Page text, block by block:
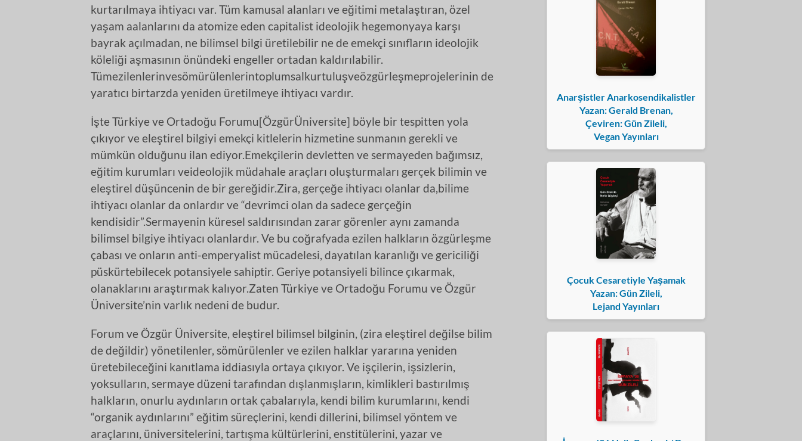
kurtarılmaya ihtiyacı var. Tüm kamusal alanları ve eğitimi metalaştıran, özel
yaşam aalanlarını da atomize eden capitalist ideolojik hegemonyaya karşı
bayrak açılmadan, ne bilimsel bilgi üretilebilir ne de emekçi sınıfların ideolojik
köleliği aşmasının önündeki engeller ortadan kaldırılabilir.
Tümezilenlerinvesömürülenlerintoplumsalkurtuluşveözgürleşmeprojelerinin de
yaratıcı birtarzda yeniden üretilmeye ihtiyacı vardır.
İşte Türkiye ve Ortadoğu Forumu[ÖzgürÜniversite] böyle bir tespitten yola
çıkıyor ve eleştirel bilgiyi emekçi kitlelerin hizmetine sunmanın gerekli ve
mümkün olduğunu ilan ediyor.Emekçilerin devletten ve sermayeden bağımsız,
eğitim kurumları veideolojik müdahale araçları oluşturmaları gerçek bilimin ve
eleştirel düşüncenin de bir gereğidir.Zira, gerçeğe ihtiyacı olanlar da,bilime
ihtiyacı olanlar da onlardır ve “devrimci olan da sadece gerçeğin
kendisidir”.Sermayenin küresel saldırısından zarar görenler aynı zamanda
bilimsel bilgiye ihtiyacı olanlardır. Ve bu coğrafyada ezilen halkların özgürleşme
çabası ve onların anti-emperyalist mücadelesi, dayatılan karanlığı ve gericiliği
püskürtebilecek potansiyele sahiptir. Geriye potansiyeli bilince çıkarmak,
olanaklarını araştırmak kalıyor.Zaten Türkiye ve Ortadoğu Forumu ve Özgür
Üniversite’nin varlık nedeni de budur.
Forum ve Özgür Üniversite, eleştirel bilimsel bilginin, (zira eleştirel değilse bilim
de değildir) yönetilenler, sömürülenler ve ezilen halklar yararına yeniden
üretebileceğini kanıtlama iddiasıyla ortaya çıkıyor. Ve işçilerin, işsizlerin,
yoksulların, sermaye düzeni tarafından dışlanmışların, kimlikleri bastırılmış
halkların, onurlu aydınların ortak çabalarıyla, kendi bilim kurumlarını, kendi
“organik aydınlarını” eğitim süreçlerini, kendi dillerini, bilimsel yöntem ve
araçlarını, üniversitelerini, tartışma kültürlerini, enstitülerini, yazar ve
Anarşistler Anarkosendikalistler
Yazan: Gerald Brenan,
Çeviren: Gün Zileli,
Vegan Yayınları
Çocuk Cesaretiyle Yaşamak
Yazan: Gün Zileli,
Lejand Yayınları